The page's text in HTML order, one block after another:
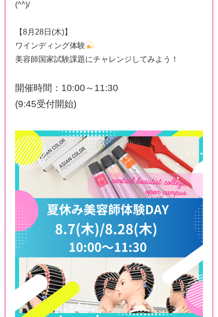
(^^)/
【8月28日(木)】
ワインディング体験
美容師国家試験課題にチャレンジしてみよう！
開催時間：10:00～11:30
(9:45受付開始)